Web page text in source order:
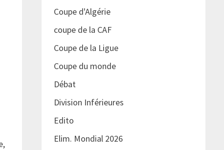
Coupe d'Algérie
coupe de la CAF
Coupe de la Ligue
Coupe du monde
Débat
Division Inférieures
Edito
Elim. Mondial 2026